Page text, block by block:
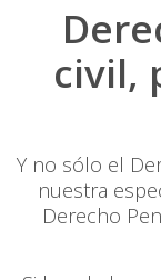
civil,
Y no sólo el
nuestra
Derecho